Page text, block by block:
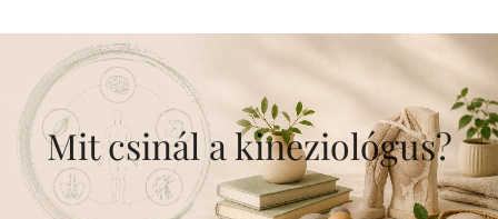
Mit csinál a kineziológus?